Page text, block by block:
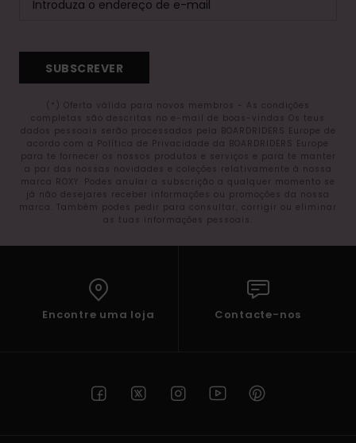
SUBSCREVER
(*) Oferta válida para novos membros - As condições
completas são descritas no e-mail de boas-vindas Os teus
dados pessoais serão processados pela BOARDRIDERS Europe de
acordo com a Política de Privacidade da BOARDRIDERS Europe
para te fornecer os nossos produtos e serviços e para te manter
a par das nossas novidades e coleções relativamente à nossa
marca ROXY. Podes anular a subscrição a qualquer momento se
já não desejares receber informações ou promoções da nossa
marca. Também podes pedir para consultar, corrigir ou eliminar
as tuas informações pessoais.
Encontre uma loja Contacte-nos